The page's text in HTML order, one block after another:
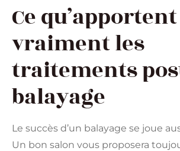
Ce qu’apportent
vraiment les
traitements
balayage
Le succès d’un balayage se joue
Un bon salon vous proposera